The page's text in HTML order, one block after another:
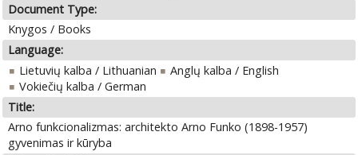
Document Type:
Knygos / Books
Language:
Lietuvių kalba / Lithuanian
Anglų kalba / English
Vokiečių kalba / German
Title:
Arno funkcionalizmas: architekto Arno Funko (1898-1957)
gyvenimas ir kūryba